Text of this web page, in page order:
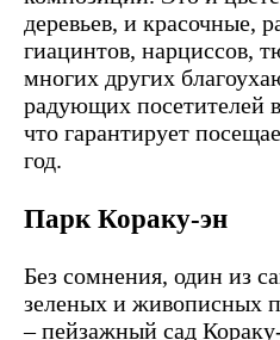
деревьев, и красочные,
гиацинтов, нарциссов,
многих других
радующих посетителей
что гарантирует
год.
Парк Кораку-эн
Без сомнения, один из
зеленых и живописных
– пейзажный сад